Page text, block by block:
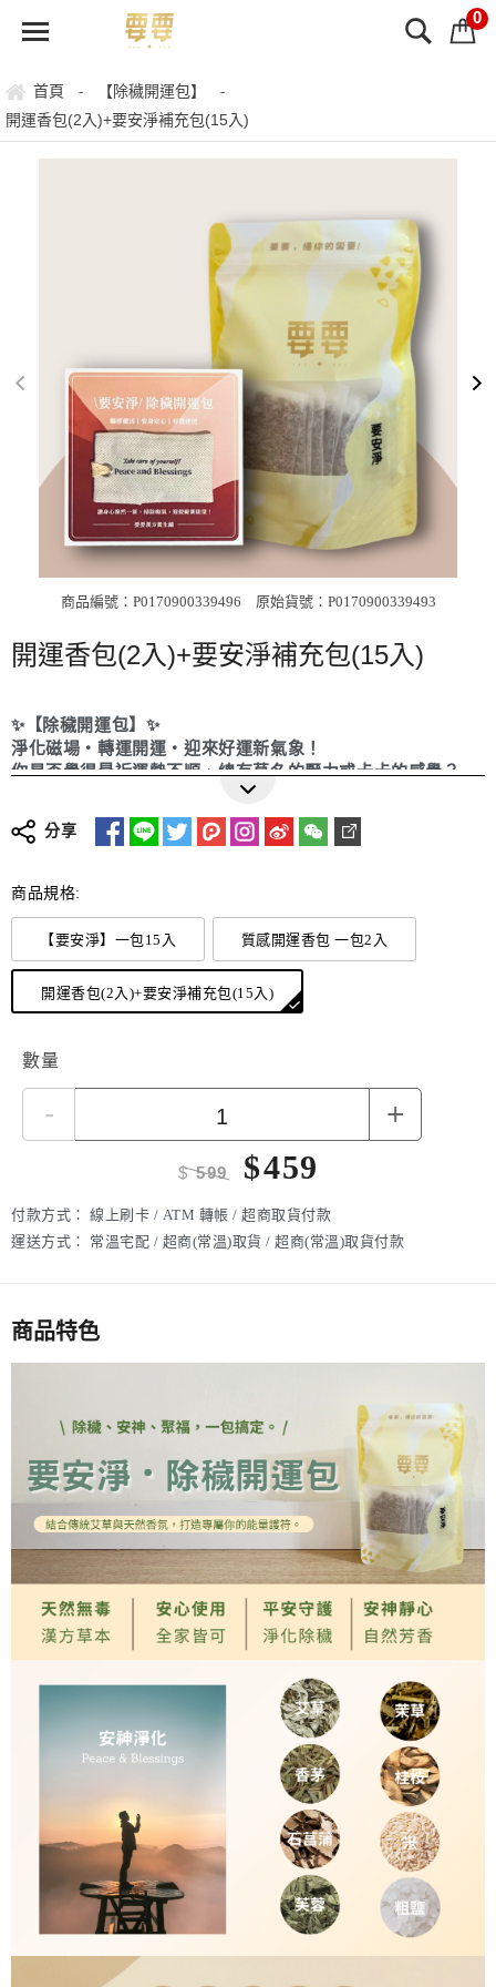
0
首頁 - 【除穢開運包】 -
開運香包(2入)+要安淨補充包(15入)
商品編號：P0170900339496 原始貨號：P0170900339493
開運香包(2入)+要安淨補充包(15入)
✨【除穢開運包】✨
淨化磁場・轉運開運・迎來好運新氣象！
你是否覺得最近運勢不順、總有莫名的壓力或卡卡的感覺？
讓專為淨化與開運設計的【除穢開運包】為你帶來轉機！
嚴選天然草本，純手工製作
● 融合傳統淨穢儀式與現代風水概念
●適合開工、搬家、改運、重要場合前使用
► 內含：石菖蒲、山芙蓉、桂枝、茉草、艾草、香茅、米、粗
鹽
擦拭使用，使用後整包丟掉即可。（建議用量浴缸2包/ 寶寶澡
盆1包）
掃除晦氣、轉運開運， 置於隨身物品中或放在常用空間，配合
適用場合：
✔ 隨身攜帶，增強個人運勢
✔ 贈送親友，傳遞祝福心意
限量發售，手工製作數量有限，敬請把握！
分享
商品規格:
【要安淨】一包15入 質感開運香包 一包2入
開運香包(2入)+要安淨補充包(15入)
數量
- +
$599 $459
付款方式： 線上刷卡 / ATM 轉帳 / 超商取貨付款
運送方式：
常溫宅配 / 超商(常溫)取貨 / 超商(常溫)取貨付款
商品特色